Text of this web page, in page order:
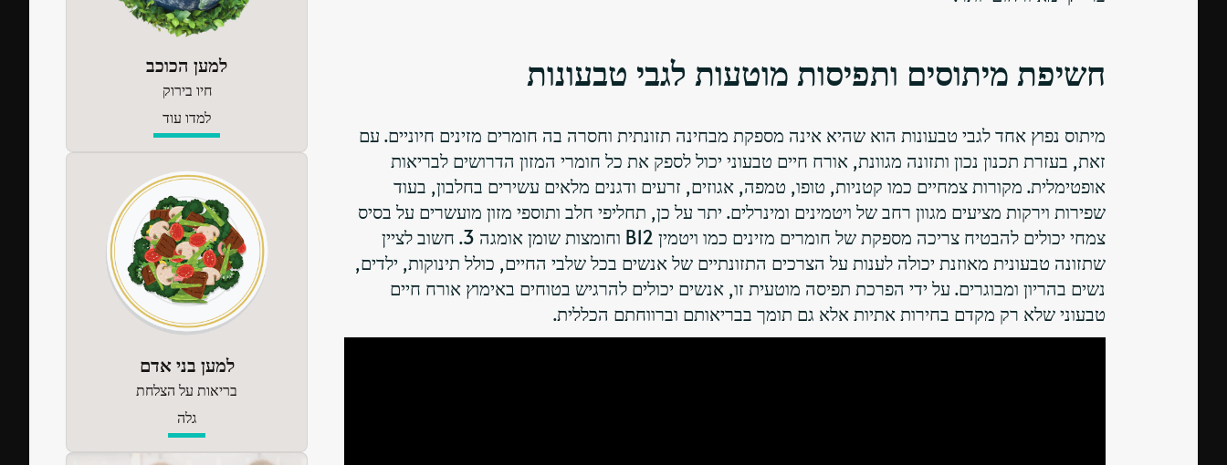
חשיפת מיתוסים ותפיסות מוטעות לגבי טבעונות
מיתוס נפוץ אחד לגבי טבעונות הוא שהיא אינה מספקת מבחינה תזונתית וחסרה בה חומרים מזינים חיוניים. עם
זאת, בעזרת תכנון נכון ותזונה מגוונת, אורח חיים טבעוני יכול לספק את כל חומרי המזון הדרושים לבריאות
אופטימלית. מקורות צמחיים כמו קטניות, טופו, טמפה, אגוזים, זרעים ודגנים מלאים עשירים בחלבון, בעוד
שפירות וירקות מציעים מגוון רחב של ויטמינים ומינרלים. יתר על כן, תחליפי חלב ותוספי מזון מועשרים על בסיס
צמחי יכולים להבטיח צריכה מספקת של חומרים מזינים כמו ויטמין B12 וחומצות שומן אומגה 3. חשוב לציין
שתזונה טבעונית מאוזנת יכולה לענות על הצרכים התזונתיים של אנשים בכל שלבי החיים, כולל תינוקות, ילדים,
נשים בהריון ומבוגרים. על ידי הפרכת תפיסה מוטעית זו, אנשים יכולים להרגיש בטוחים באימוץ אורח חיים
טבעוני שלא רק מקדם בחירות אתיות אלא גם תומך בבריאותם וברווחתם הכללית.
למען הכוכב
חיו בירוק
למדו עוד
למען בני אדם
בריאות על הצלחת
גלה